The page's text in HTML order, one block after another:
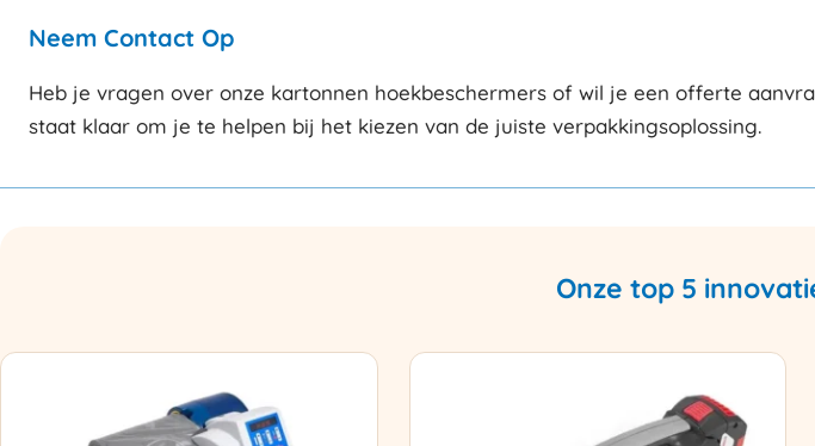
Neem Contact Op
Heb je vragen over onze kartonnen hoekbeschermers of wil je een offerte
staat klaar om je te helpen bij het kiezen van de juiste verpakkingsoplossing.
Onze top 5